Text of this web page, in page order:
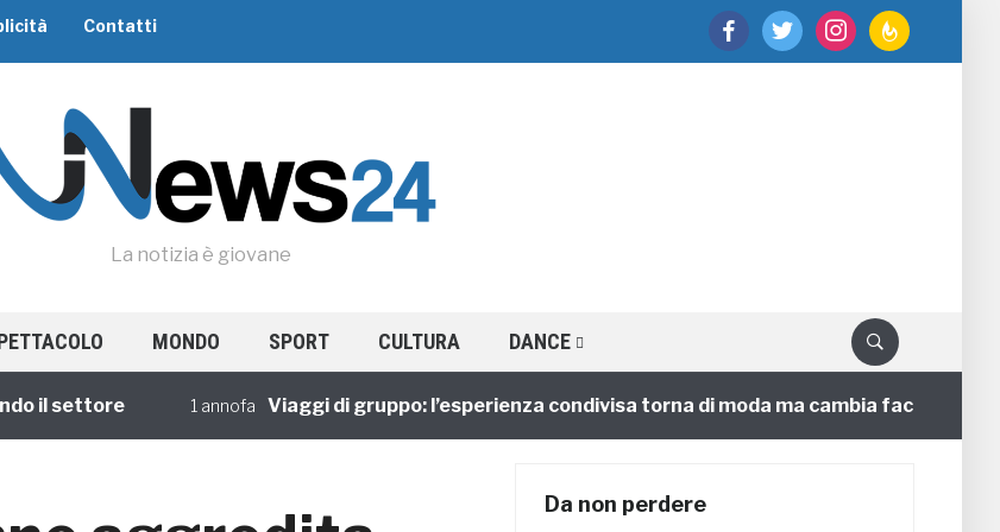
facebooktwitter instagramfeedburner
Contatti
La notizia è giovane
MONDO SPORT CULTURA DANCE
settore 1 annofa Viaggi di gruppo: l’esperienza condivisa torna di moda ma cambia faccia
Da non perdere